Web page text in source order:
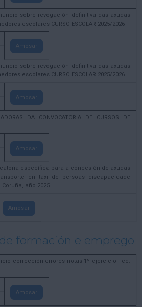
sobre revogación definitiva das axudas
escolares CURSO ESCOLAR 2025/2026
Amosar
sobre revogación definitiva das axudas
escolares CURSO ESCOLAR 2025/2026
Amosar
DA CONVOCATORIA DE CURSOS DE
Amosar
específica para a concesión de axudas
en taxi de persoas discapacidade
año 2025
Amosar
formación e emprego
corrección errores notas 1º ejercicio Tec.
Amosar